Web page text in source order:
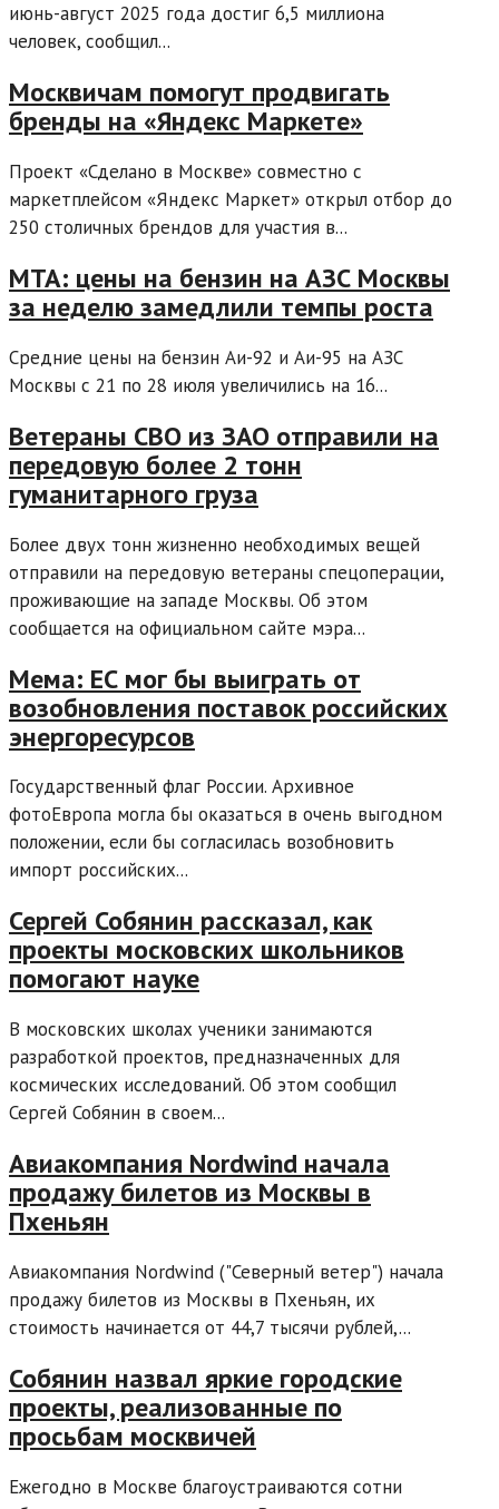
июнь-август 2025 года достиг 6,5 миллиона
человек, сообщил...
Москвичам помогут продвигать
бренды на «Яндекс Маркете»
Проект «Сделано в Москве» совместно с
маркетплейсом «Яндекс Маркет» открыл отбор до
250 столичных брендов для участия в...
МТА: цены на бензин на АЗС Москвы
за неделю замедлили темпы роста
Средние цены на бензин Аи-92 и Аи-95 на АЗС
Москвы с 21 по 28 июля увеличились на 16...
Ветераны СВО из ЗАО отправили на
передовую более 2 тонн
гуманитарного груза
Более двух тонн жизненно необходимых вещей
отправили на передовую ветераны спецоперации,
проживающие на западе Москвы. Об этом
сообщается на официальном сайте мэра...
Мема: ЕС мог бы выиграть от
возобновления поставок российских
энергоресурсов
Государственный флаг России. Архивное
фотоЕвропа могла бы оказаться в очень выгодном
положении, если бы согласилась возобновить
импорт российских...
Сергей Собянин рассказал, как
проекты московских школьников
помогают науке
В московских школах ученики занимаются
разработкой проектов, предназначенных для
космических исследований. Об этом сообщил
Сергей Собянин в своем...
Авиакомпания Nordwind начала
продажу билетов из Москвы в
Пхеньян
Авиакомпания Nordwind ("Северный ветер") начала
продажу билетов из Москвы в Пхеньян, их
стоимость начинается от 44,7 тысячи рублей,...
Собянин назвал яркие городские
проекты, реализованные по
просьбам москвичей
Ежегодно в Москве благоустраиваются сотни